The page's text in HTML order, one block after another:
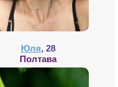
Юля, 28
Полтава